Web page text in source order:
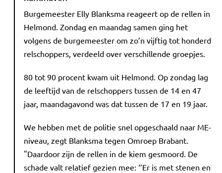
Burgemeester Elly Blanksma reageert op de rellen in
Helmond. Zondag en maandag samen ging het
volgens de burgemeester om zo’n vijftig tot honderd
relschoppers, verdeeld over verschillende groepjes.
80 tot 90 procent kwam uit Helmond. Op zondag lag
de leeftijd van de relschoppers tussen de 14 en 47
jaar, maandagavond was dat tussen de 17 en 19 jaar.
We hebben met de politie snel opgeschaald naar ME-
niveau, zegt Blanksma tegen Omroep Brabant.
"Daardoor zijn de rellen in de kiem gesmoord. De
schade valt relatief gezien mee: ‘’Er is met stenen en